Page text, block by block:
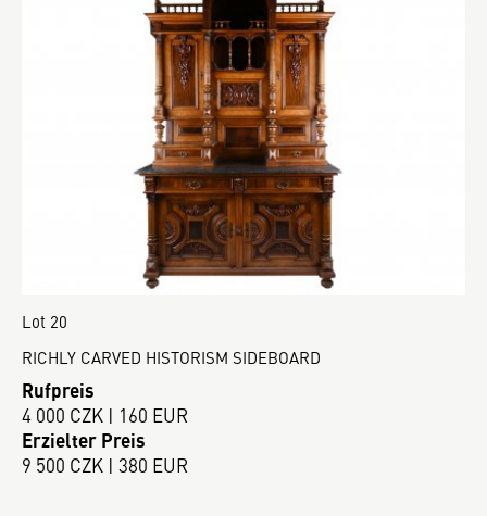
Lot 20
RICHLY CARVED HISTORISM SIDEBOARD
Rufpreis
4 000 CZK | 160 EUR
Erzielter Preis
9 500 CZK | 380 EUR